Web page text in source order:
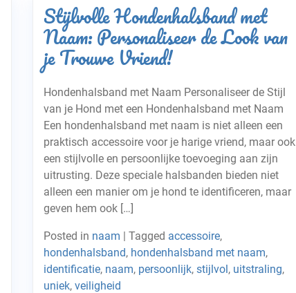
Stijlvolle Hondenhalsband met
Naam: Personaliseer de Look van
je Trouwe Vriend!
Hondenhalsband met Naam Personaliseer de Stijl
van je Hond met een Hondenhalsband met Naam
Een hondenhalsband met naam is niet alleen een
praktisch accessoire voor je harige vriend, maar ook
een stijlvolle en persoonlijke toevoeging aan zijn
uitrusting. Deze speciale halsbanden bieden niet
alleen een manier om je hond te identificeren, maar
geven hem ook […]
Posted in naam | Tagged accessoire,
hondenhalsband, hondenhalsband met naam,
identificatie, naam, persoonlijk, stijlvol, uitstraling,
uniek, veiligheid